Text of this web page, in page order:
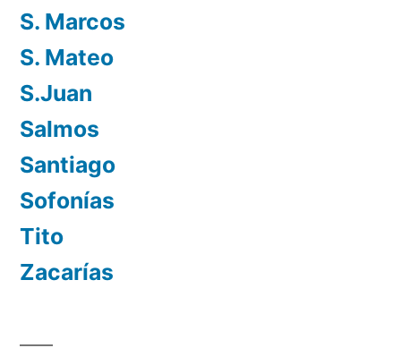
S. Marcos
S. Mateo
S.Juan
Salmos
Santiago
Sofonías
Tito
Zacarías